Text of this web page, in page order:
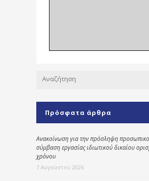
Πρόσφατα άρθρα
Ανακοίνωση για την πρόσληψη
σύμβαση εργασίας ιδιωτικού δικαίου
χρόνου
7 Αυγούστου 2026